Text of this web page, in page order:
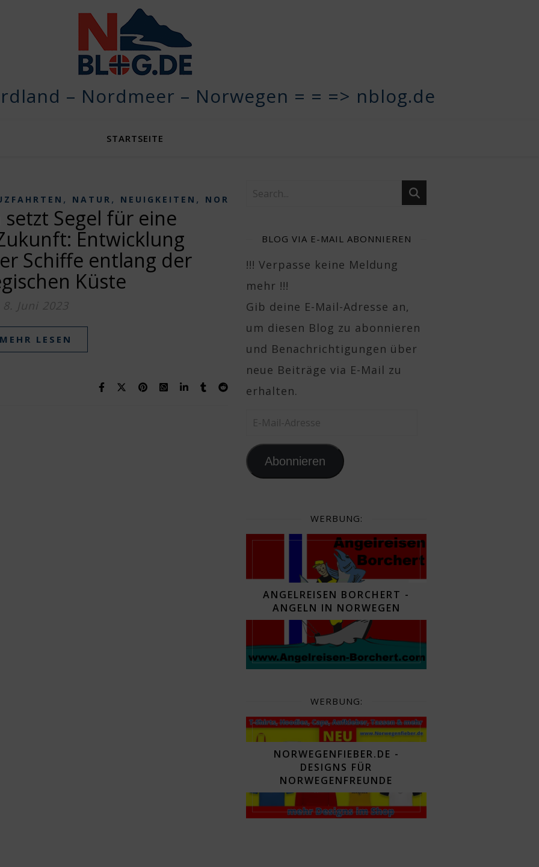
– Nordmeer – Norwegen = = => nblog.de
STARTSEITE
, NATUR , NEUIGKEITEN , NORWEGEN
Segel für eine
Entwicklung
Schiffe entlang der
Küste
8. Juni 2023
MEHR LESEN
BLOG VIA E-MAIL ABONNIEREN
!!! Verpasse keine Meldung
mehr !!!
Gib deine E-Mail-Adresse an,
um diesen Blog zu abonnieren
und Benachrichtigungen über
neue Beiträge via E-Mail zu
erhalten.
E-Mail-Adresse
Abonnieren
WERBUNG:
ANGELREISEN BORCHERT -
ANGELN IN NORWEGEN
WERBUNG:
NORWEGENFIEBER.DE -
DESIGNS FÜR
NORWEGENFREUNDE